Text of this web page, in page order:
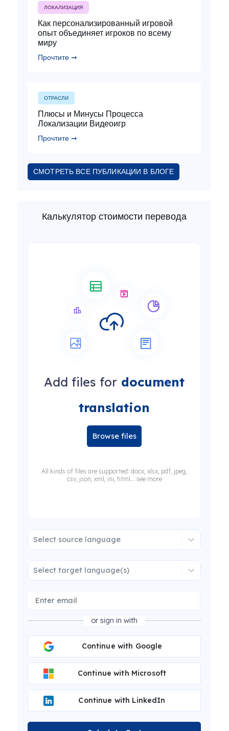
ЛОКАЛИЗАЦИЯ
Как персонализированный игровой
опыт объединяет игроков по всему
миру
Прочтите ➞
ОТРАСЛИ
Плюсы и Минусы Процесса
Локализации Видеоигр
Прочтите ➞
СМОТРЕТЬ ВСЕ ПУБЛИКАЦИИ В БЛОГЕ
Калькулятор стоимости перевода
Add files for document
translation
Browse files
All kinds of files are supported: docx, xlsx, pdf, jpeg,
csv, json, xml, ini, html... see more
Select source language
Select target language(s)
or sign in with
Continue with Google
Continue with Microsoft
Continue with LinkedIn